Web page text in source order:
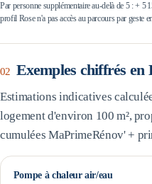
Par personne supplémentaire au-delà de 5 : + 5
profil Rose n'a pas accès au parcours par geste
02 Exemples chiffrés en
Estimations indicatives
logement d'environ 100 m²,
cumulées MaPrimeRénov' +
Pompe à chaleur air/eau